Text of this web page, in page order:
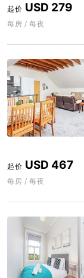
起价 USD 279
每房 / 每夜
起价 USD 467
每房 / 每夜